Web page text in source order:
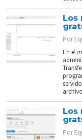
Los
Por
En el
Los
Por